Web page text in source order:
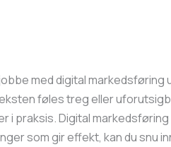
med digital
føles treg eller
praksis. Digital
som gir effekt, kan du snu